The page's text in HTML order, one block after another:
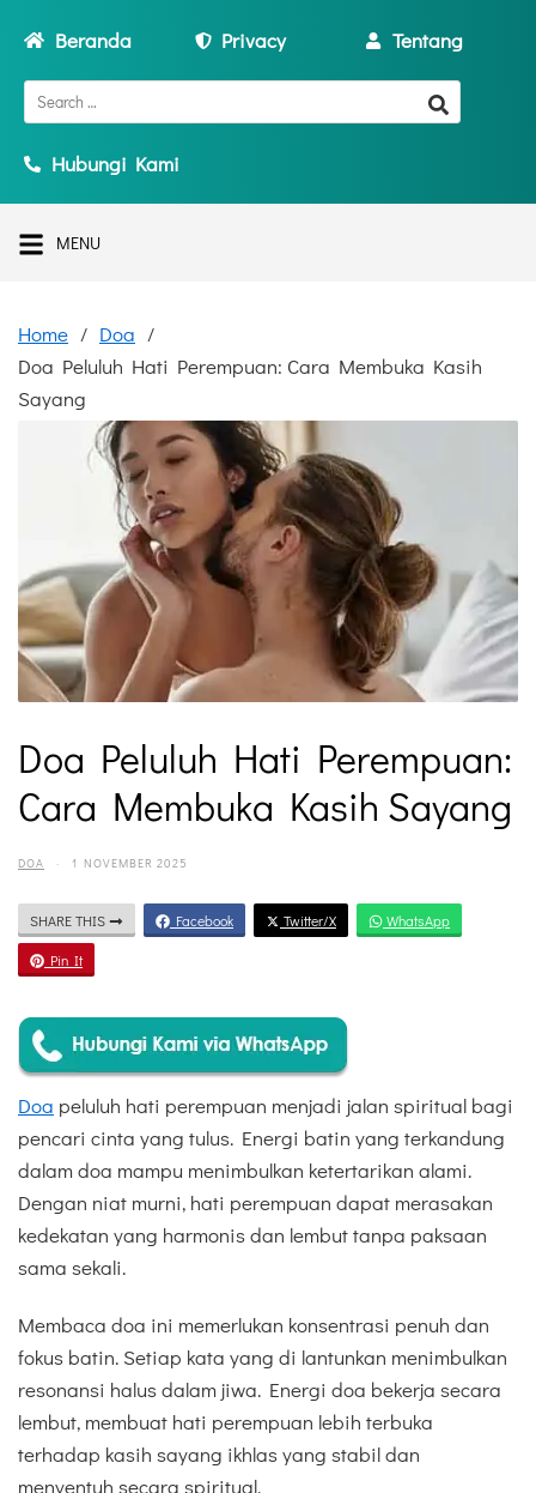
Beranda Privacy Tentang
Hubungi Kami
MENU
Home
Doa
Doa Peluluh Hati Perempuan: Cara Membuka Kasih
Sayang
Doa Peluluh Hati Perempuan:
Cara Membuka Kasih Sayang
DOA · 1 NOVEMBER 2025
SHARE THIS Facebook Twitter/X WhatsApp
Pin It
Doa peluluh hati perempuan menjadi jalan spiritual bagi
pencari cinta yang tulus. Energi batin yang terkandung
dalam doa mampu menimbulkan ketertarikan alami.
Dengan niat murni, hati perempuan dapat merasakan
kedekatan yang harmonis dan lembut tanpa paksaan
sama sekali.
Membaca doa ini memerlukan konsentrasi penuh dan
fokus batin. Setiap kata yang di lantunkan menimbulkan
resonansi halus dalam jiwa. Energi doa bekerja secara
lembut, membuat hati perempuan lebih terbuka
terhadap kasih sayang ikhlas yang stabil dan
menyentuh secara spiritual.